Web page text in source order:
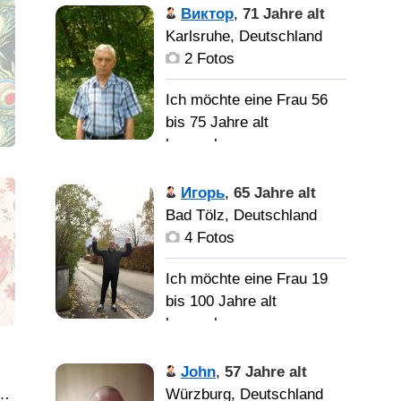
besser zu Lernen.
отвечу; )
профессиональный
музыкант,,, клавишник. В
Германии уже 29 год.
Латвии.
внешности, для
приятного
времяпровождения, и
Виктор, 71 Jahre alt
Karlsruhe, Deutschland
2 Fotos
Ich möchte eine Frau 56
bis 75 Jahre alt
kennenlernen
Мягкий
характер, спокойный, к
сожалению слишком
обыкновенную женщину,
по возможности
согласную на переезд. У
Игорь, 65 Jahre alt
Bad Tölz, Deutschland
4 Fotos
Ich möchte eine Frau 19
bis 100 Jahre alt
kennenlernen
НОРМАЛЬНЫЙ
Deutschland
John, 57 Jahre alt
Würzburg, Deutschland